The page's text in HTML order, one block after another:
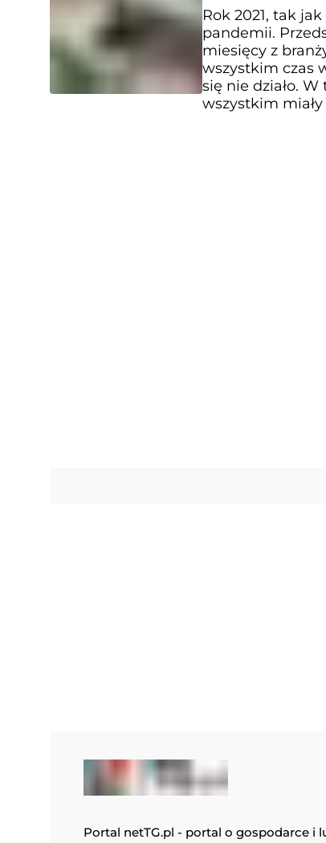
Rok 2021, tak
pandemii.
miesięcy z
wszystkim czas
się nie działo.
wszystkim miały
Portal netTG.pl - portal o gospodarce i